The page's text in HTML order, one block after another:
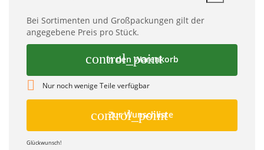
Bei Sortimenten und Großpackungen gilt der
angegebene Preis pro Stück.
control_point
In den Warenkorb
 Nur noch wenige Teile verfügbar
control_point
Zur Wunschliste
Glückwunsch!